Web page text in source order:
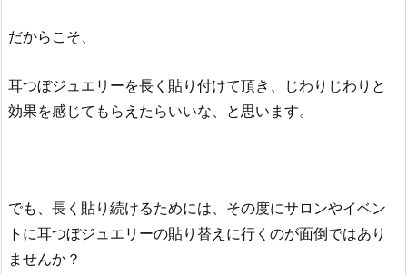
だからこそ、
耳つぼジュエリーを長く貼り付けて頂き、じわりじわりと
効果を感じてもらえたらいいな、と思います。
でも、長く貼り続けるためには、その度にサロンやイベン
トに耳つぼジュエリーの貼り替えに行くのが面倒ではあり
ませんか？